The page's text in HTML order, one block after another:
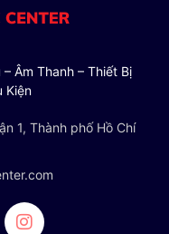
Âm Thanh – Thiết Bị
Kiện
1, Thành phố Hồ Chí